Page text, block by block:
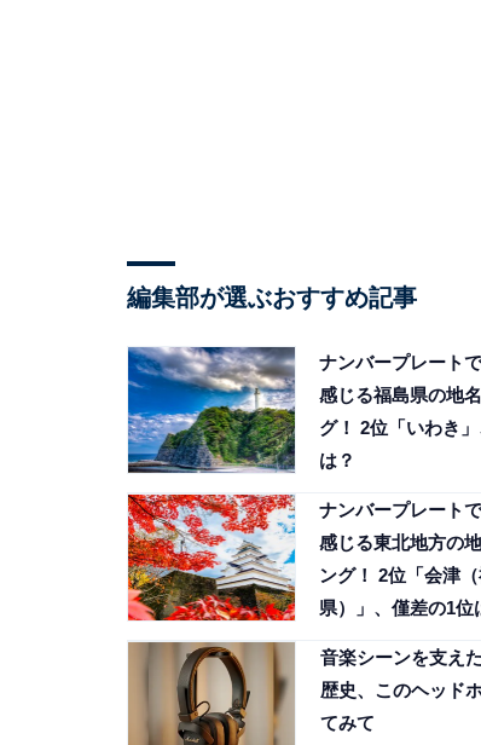
編集部が選ぶおすすめ記事
ナンバープレート
感じる福島県の地
グ！ 2位「いわき
は？
ナンバープレート
感じる東北地方の
ング！ 2位「会津
県）」、僅差の1位
音楽シーンを支え
歴史、このヘッド
てみて